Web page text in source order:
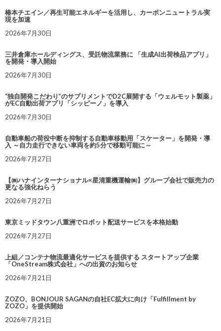
椿本チエイン／再生可能エネルギーを活用し、カーボンニュートラル実
現を加速
2026年7月30日
三井倉庫ホールディングス、受託物流業務に 「生成AI出荷検品アプリ」
を開発・導入開始
2026年7月30日
“独自開発こだわり”のサプリメントでD2C展開する「ウェルモット製薬」
がEC自動出荷アプリ「シッピーノ」を導入
2026年7月30日
自動車船の荷役中断を抑制する自動車移動用「スケーター」を開発・導
入 ～自力走行できない車両を約5分で移動可能に～
2026年7月27日
【㈱ハナインターナショナル×星清重機運輸㈱】グループ会社で販売力の
更なる強化ねらう
2026年7月27日
東京ミッドタウン八重洲でロボット配送サービスを本格始動
2026年7月27日
上組／コンテナ物流最適化サービスを提供する スタートアップ企業
「OneStream株式会社」への出資のお知らせ
2026年7月21日
ZOZO、BONJOUR SAGANの自社EC拡大に向け「Fulfillment by
ZOZO」を提供開始
2026年7月21日